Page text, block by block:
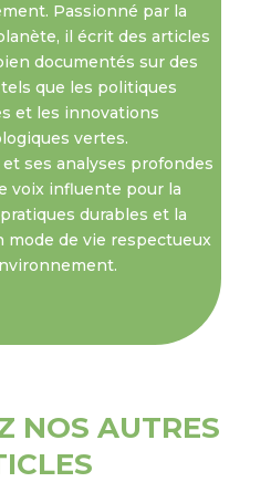
Passionné par la
il écrit des articles
documentés sur des
que les politiques
et les innovations
vertes.
ses analyses profondes
voix influente pour la
durables et la
mode de vie respectueux
NOS AUTRES